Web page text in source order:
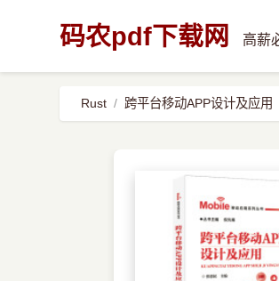
码农pdf下载网 高薪
Rust 跨平台移动APP设计及应用